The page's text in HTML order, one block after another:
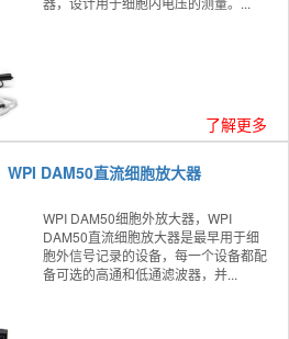
了解更多
DAM50直流细胞放大器
WPI DAM50细胞外放大器，WPI
DAM50直流细胞放大器是最早用于细
胞外信号记录的设备，每一个设备都配
备可选的高通和低通滤波器，并...